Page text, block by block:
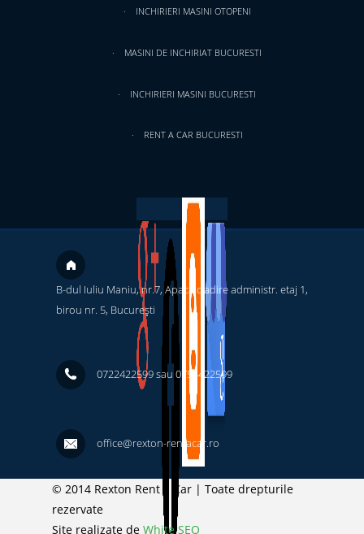
INCHIRIERI MASINI OTOPENI
MASINI DE INCHIRIAT BUCURESTI
INCHIRIERI MASINI BUCURESTI
RENT A CAR BUCURESTI
B-dul Iuliu Maniu, nr.7, Apaca cladire administr. etaj 1,
birou nr. 5, București ‎
0722422599 sau 0754422599
office@rexton-rentacar.ro
© 2014 Rexton Rent a Car | Toate drepturile
rezervate
Site realizate de White SEO